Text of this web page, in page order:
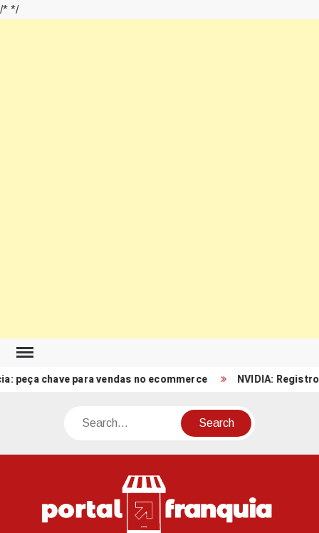
/* */
Skip
contentpara vendas no ecommerce NVIDIA: Registro de
Search